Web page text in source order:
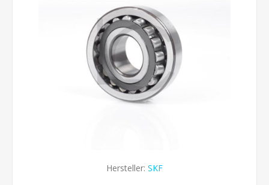
Hersteller: SKF